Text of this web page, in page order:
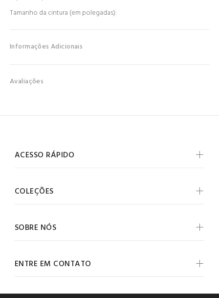
Tamanho da cintura (em polegadas):
Informações Adicionais
Avaliações
ACESSO RÁPIDO
COLEÇÕES
SOBRE NÓS
ENTRE EM CONTATO